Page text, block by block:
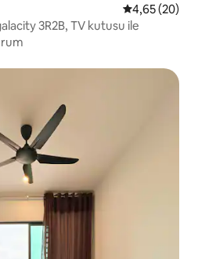
5 üzerinden
4,65 (20)
3R2B, TV kutusu ile